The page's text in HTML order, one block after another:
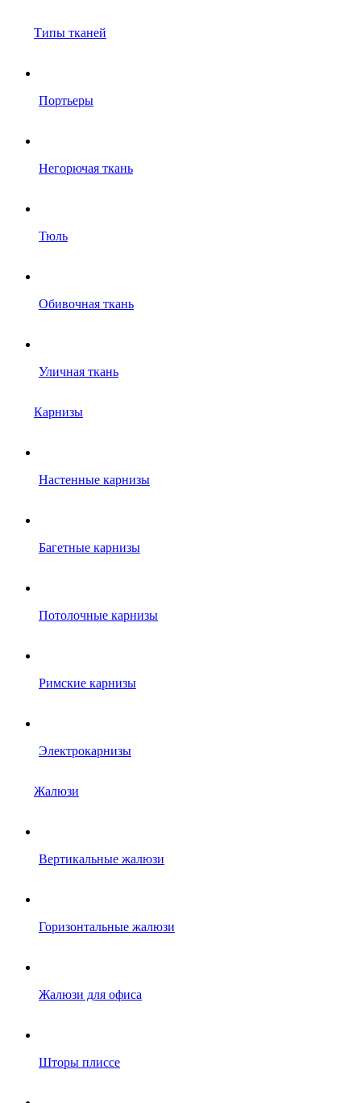
Типы тканей
Портьеры
Негорючая ткань
Тюль
Обивочная ткань
Уличная ткань
Карнизы
Настенные карнизы
Багетные карнизы
Потолочные карнизы
Римские карнизы
Электрокарнизы
Жалюзи
Вертикальные жалюзи
Горизонтальные жалюзи
Жалюзи для офиса
Шторы плиссе